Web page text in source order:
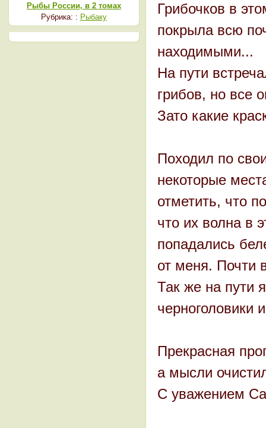
Грибочков в
покрыла всю
находимыми...
На пути
грибов, но все
Зато какие
Походил по
некоторые
отметить, что
что их волна в
попадались
от меня. Почти
Так же на пути
черноголовики
Прекрасная
а мысли
С уважением
Рыбы России, в 2 томах
Рубрика: : Рыбаку